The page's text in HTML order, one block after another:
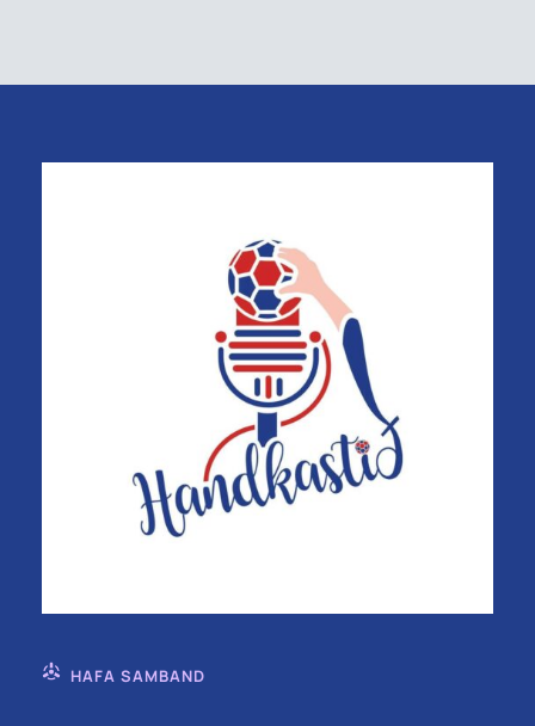
HAFA SAMBAND